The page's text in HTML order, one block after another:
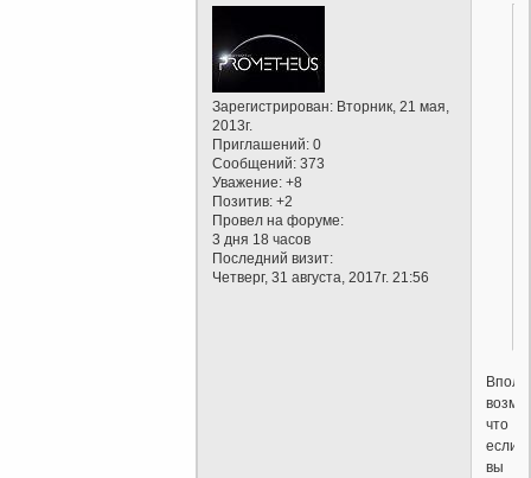
Зарегистрирован: Вторник, 21 мая,
2013г.
Приглашений: 0
Сообщений: 373
Уважение: +8
Позитив: +2
Провел на форуме:
3 дня 18 часов
Последний визит:
Четверг, 31 августа, 2017г. 21:56
что
если
вы